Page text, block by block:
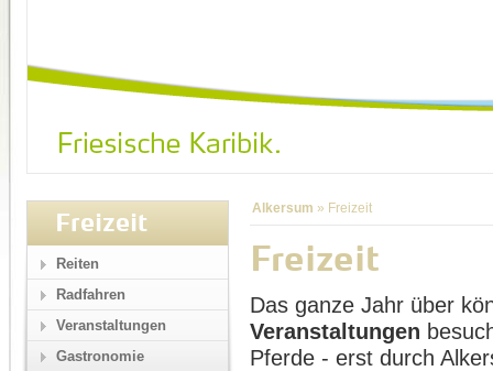
Alkersum » Freizeit
Freizeit
Das ganze Jahr über
Veranstaltungen
Pferde - erst durch
Freizeit
Reiten
Radfahren
Veranstaltungen
Gastronomie